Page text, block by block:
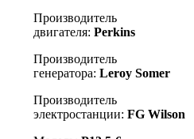
Производитель
двигателя: Perkins
Производитель
генератора: Leroy Somer
Производитель
электростанции: FG Wilson